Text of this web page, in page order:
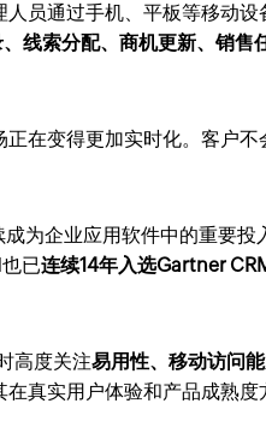
员通过手机、平板等移动
线索分配、商机更新、销售
在变得更加实时化。客户
为企业应用软件中的重要投
已连续14年入选Gartner
高度关注易用性、移动访问
在真实用户体验和产品成熟度